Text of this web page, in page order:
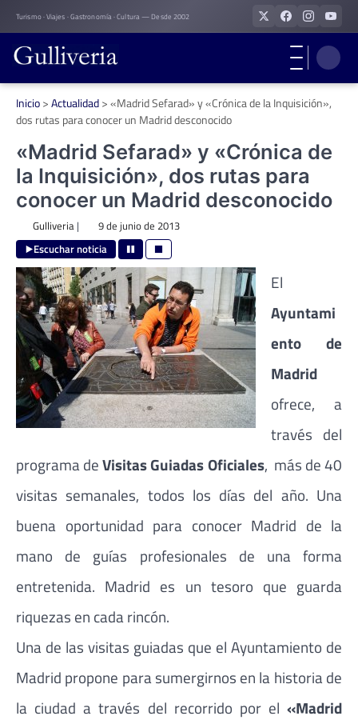
Skip
to
content
Turismo · Viajes · Gastronomía · Cultura — Desde 2002
Inicio>Actualidad>«Madrid Sefarad» y «Crónica de la Inquisición»,
dos rutas para conocer un Madrid desconocido
«Madrid Sefarad» y «Crónica de
la Inquisición», dos rutas para
conocer un Madrid desconocido
Gulliveria| 9 de junio de 2013
Escuchar noticia
El
Ayuntami
ento de
Madrid
ofrece, a
través del
programa deVisitas Guiadas Oficiales, más de 40
visitas semanales, todos los días del año. Una
buena oportunidad para conocer Madrid de la
mano de guías profesionales de una forma
entretenida. Madrid es un tesoro que guarda
riquezas en cada rincón.
Una de las visitas guiadas que el Ayuntamiento de
Madrid propone para sumergirnos en la historia de
la ciudad a través del recorrido por el «Madrid